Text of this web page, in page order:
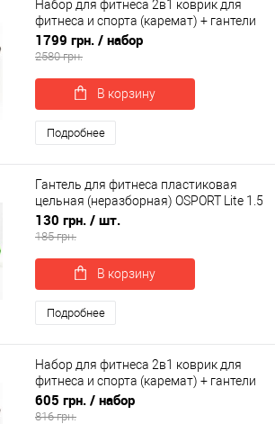
Набор для фитнеса 2в1 коврик для
фитнеса и спорта (каремат) + гантели
2шт по 4 кг OSPORT Set 19 (n-0050)
1799 грн. / набор
2580 грн.
В корзину
Подробнее
Гантель для фитнеса пластиковая
цельная (неразборная) OSPORT Lite 1.5
кг (OF-0260)
130 грн. / шт.
185 грн.
В корзину
Подробнее
Набор для фитнеса 2в1 коврик для
фитнеса и спорта (каремат) + гантели
2шт по 0.5 кг OSPORT Set 13 (n-0044)
605 грн. / набор
816 грн.